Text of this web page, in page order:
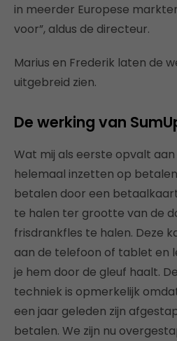
in meerder Europese
voor”, aldus de directeur.
Marius en Frederik laten de
uitgebreid zien.
De werking van
Wat mij als eerste opvalt aan
helemaal inzetten op
betalen door een
te halen ter grootte van de
frisdrankfles te halen. Deze
aan de telefoon of tablet en
je hem door de gleuf haalt.
techniek is opmerkelijk
een jaar geleden zijn
betalen. We zijn nu